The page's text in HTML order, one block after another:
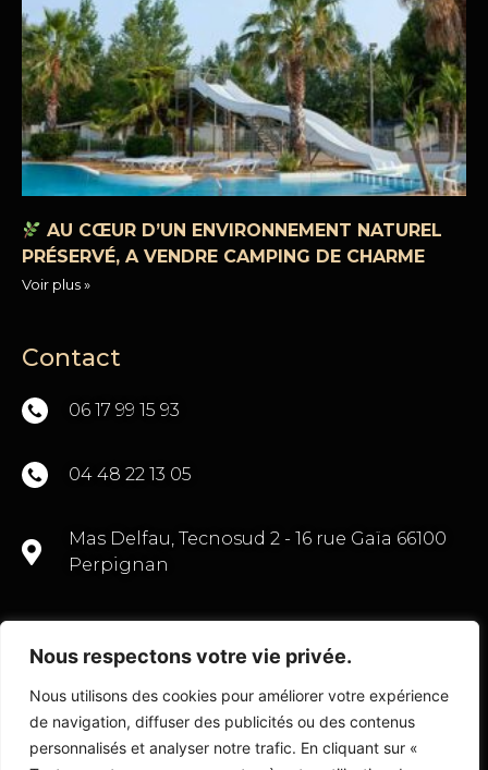
Nous respectons votre vie privée.
Nous utilisons des cookies pour améliorer votre expérience
de navigation, diffuser des publicités ou des contenus
personnalisés et analyser notre trafic. En cliquant sur «
AU CŒUR D’UN ENVIRONNEMENT NATUREL
PRÉSERVÉ, A VENDRE CAMPING DE CHARME
Voir plus »
Contact
06 17 99 15 93
04 48 22 13 05
Mas Delfau, Tecnosud 2 - 16 rue Gaïa 66100
Perpignan
CONTACTEZ-NOUS